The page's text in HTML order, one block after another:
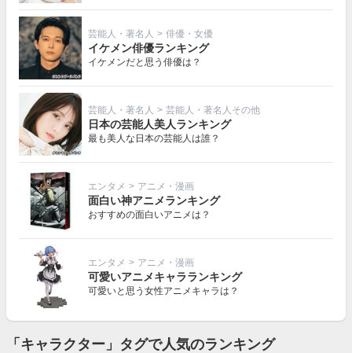
芸能人・著名人 > 俳優・女優
イケメン俳優ランキング
イケメンだと思う俳優は？
芸能人・著名人 > 芸能人・著名人その他
日本の芸能人美人ランキング
最も美人な日本の芸能人は誰？
エンタメ > アニメ・漫画
面白い神アニメランキング
おすすめの面白いアニメは？
エンタメ > アニメ・漫画
可愛いアニメキャラランキング
可愛いと思う女性アニメキャラは？
「キャラクター」タグで人気のランキング